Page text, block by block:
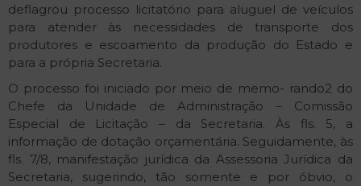
deflagrou processo licitatório para aluguel de veículos
para atender às necessidades de transporte dos
produtores e escoamento da produção do Estado e
para a própria Secretaria.
O processo foi iniciado por meio de memo- rando2 do
Chefe da Unidade de Administração – Comissão
Especial de Licitação – da Secretaria. Às fls. 5, a
informação de dotação orçamentária. Seguidamente, às
fls. 7/8, manifestação jurídica da Assessoria Jurídica da
Secretaria, sugerindo, tão somente e por óbvio, o